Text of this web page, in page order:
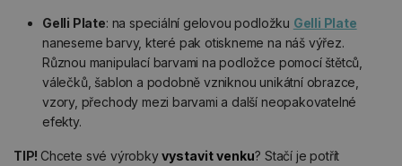
Gelli Plate: na speciální gelovou podložku Gelli Plate
naneseme barvy, které pak otiskneme na náš výřez.
Různou manipulací barvami na podložce pomocí štětců,
válečků, šablon a podobně vzniknou unikátní obrazce,
vzory, přechody mezi barvami a další neopakovatelné
efekty.
TIP! Chcete své výrobkyvystavit venku? Stačí je potřít